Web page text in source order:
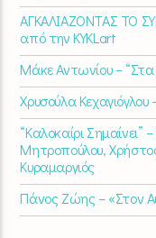
ΑΓΚΑΛΙΑΖΟΝΤΑΣ ΤΟ
από την KYKLart
Μάκε Αντωνίου – “Στα
Χρυσούλα
“Καλοκαίρι Σημαίνει”
Μητροπούλου,
Κυραμαργιός
Πάνος Ζώης – «Στον